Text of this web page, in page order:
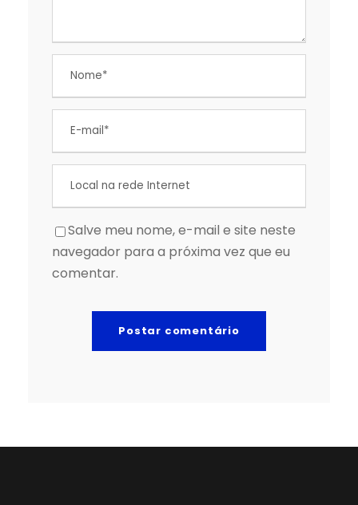
Salve meu nome, e-mail e site neste
navegador para a próxima vez que eu
comentar.